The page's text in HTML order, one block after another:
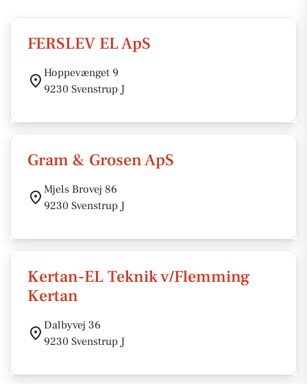
FERSLEV EL ApS
Hoppevænget 9
9230 Svenstrup J
Gram & Grosen ApS
Mjels Brovej 86
9230 Svenstrup J
Kertan-EL Teknik v/Flemming
Kertan
Dalbyvej 36
9230 Svenstrup J